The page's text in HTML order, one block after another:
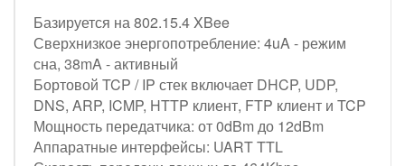
Базируется на 802.15.4 XBee
Сверхнизкое энергопотребление: 4uA - режим
сна, 38mA - активный
Бортовой TCP / IP стек включает DHCP, UDP,
DNS, ARP, ICMP, HTTP клиент, FTP клиент и TCP
Мощность передатчика: от 0dBm до 12dBm
Аппаратные интерфейсы: UART TTL